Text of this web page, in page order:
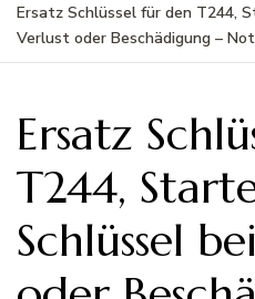
Ersatz Schlüssel für den T244,
Verlust oder Beschädigung –
Ersatz
T244,
Schlüssel